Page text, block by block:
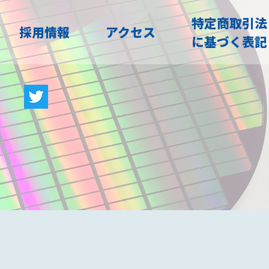
採用情報 アクセス
特定商取引法
に基づく表記